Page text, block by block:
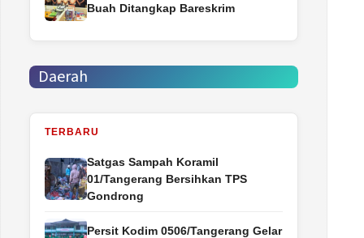
Buah Ditangkap Bareskrim
Daerah
TERBARU
Satgas Sampah Koramil
01/Tangerang Bersihkan TPS
Gondrong
Persit Kodim 0506/Tangerang Gelar